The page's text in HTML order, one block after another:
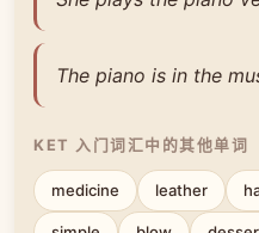
The piano is in the
KET 入门词汇中的其他单词
medicine leather